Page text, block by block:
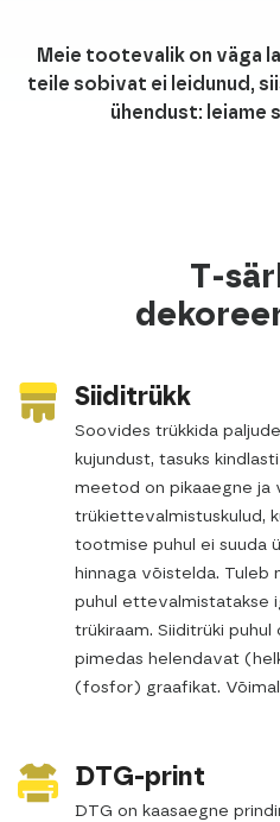
Meie tootevalik on väga
teile sobivat ei leidunud,
ühendust: leiame
T-
Siiditrükk
Soovides trükkida
kujundust, tasuks
meetod on pikaaegne ja
trükiettevalmistuskulud,
tootmise puhul ei suuda
hinnaga võistelda. Tuleb
puhul ettevalmistatakse
trükiraam. Siiditrüki puhul
pimedas helendavat
(fosfor) graafikat.
DTG-print
DTG on kaasaegne